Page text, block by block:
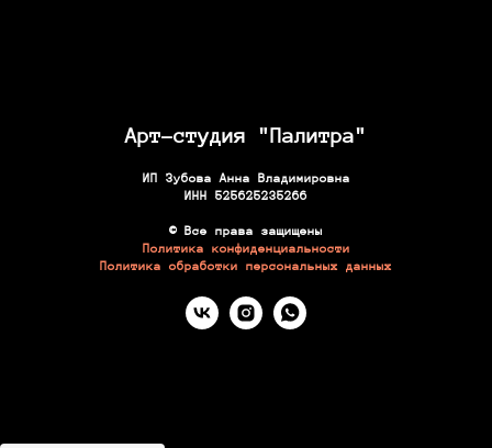
Арт-студия "Палитра"
ИП Зубова Анна Владимировна
ИНН 525625235266
© Все права защищены
Политика конфиденциальности
Политика обработки персональных данных